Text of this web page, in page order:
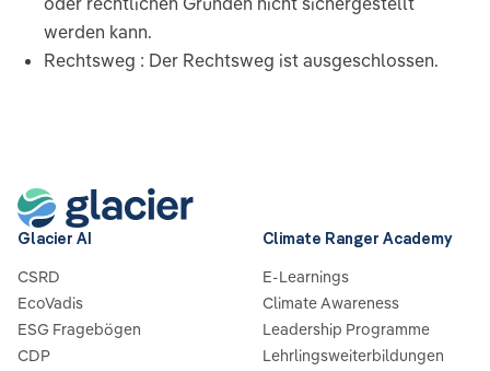
werden kann.
Rechtsweg : Der Rechtsweg ist ausgeschlossen.
Glacier AI
CSRD
EcoVadis
ESG Fragebögen
CDP
Climate Ranger Academy
E-Learnings
Climate Awareness
Leadership Programme
Lehrlingsweiterbildungen